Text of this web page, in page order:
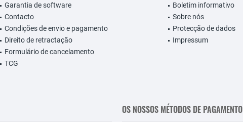
Garantia de software
Contacto
Condições de envio e pagamento
Direito de retractação
Formulário de cancelamento
TCG
Boletim informativo
Sobre nós
Protecção de dados
Impressum
OS NOSSOS MÉTODOS DE PAGAMENTO